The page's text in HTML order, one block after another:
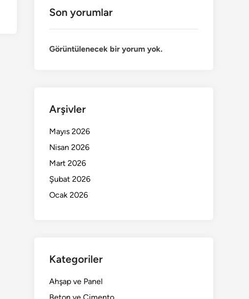
Son yorumlar
Görüntülenecek bir yorum yok.
Arşivler
Mayıs 2026
Nisan 2026
Mart 2026
Şubat 2026
Ocak 2026
Kategoriler
Ahşap ve Panel